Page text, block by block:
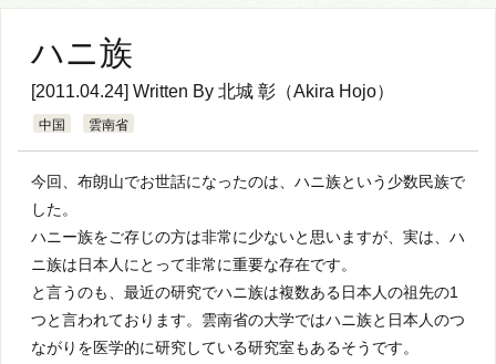
ハニ族
[2011.04.24] Written By 北城 彰（Akira Hojo）
中国 雲南省
今回、布朗山でお世話になったのは、ハニ族という少数民族で
した。
ハニー族をご存じの方は非常に少ないと思いますが、実は、ハ
ニ族は日本人にとって非常に重要な存在です。
と言うのも、最近の研究でハニ族は複数ある日本人の祖先の1
つと言われております。雲南省の大学ではハニ族と日本人のつ
ながりを医学的に研究している研究室もあるそうです。